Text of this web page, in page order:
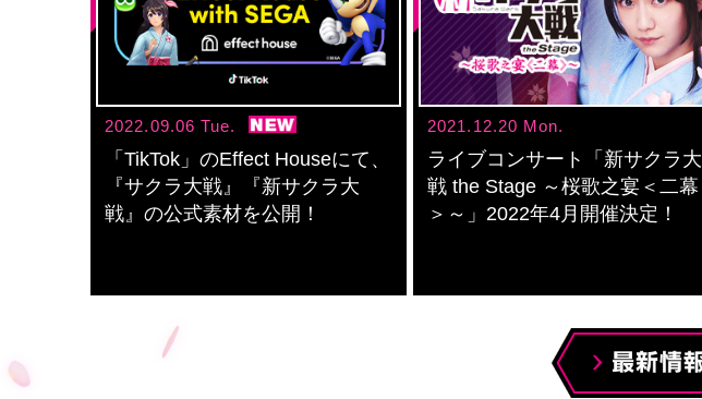
2022.09.06 Tue.
「TikTok」のEffect Houseにて、
『サクラ大戦』『新サクラ大
戦』の公式素材を公開！
2021.12.20 Mon.
ライブコンサート「新サクラ大
戦 the Stage ～桜歌之宴＜二幕
＞～」2022年4月開催決定！